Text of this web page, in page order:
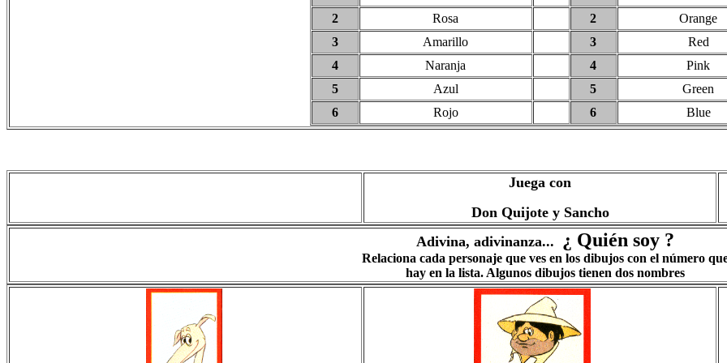
2
Rosa 2
Orange
3
Amarillo 3
Red
4
Naranja 4
Pink
5
Azul 5
Green
6
Rojo 6 Blue
Juega con
Don Quijote y Sancho
Adivina, adivinanza... ¿ Quién soy ?
Relaciona cada personaje que ves en los dibujos con el número
hay en la lista. Algunos dibujos tienen dos nombres